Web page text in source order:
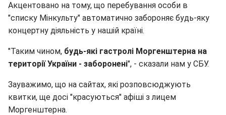
Акцентовано на тому, що перебування особи в
"списку Мінкульту" автоматично забороняє будь-яку
концертну діяльність у нашій країні.
"Таким чином, будь-які гастролі Моргенштерна на
території України - заборонені", - сказали нам у СБУ.
Зауважимо, що на сайтах, які розповсюджують
квитки, ще досі "красуються" афіші з лицем
Моргенштерна.